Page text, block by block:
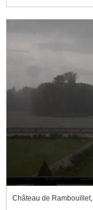
Château de